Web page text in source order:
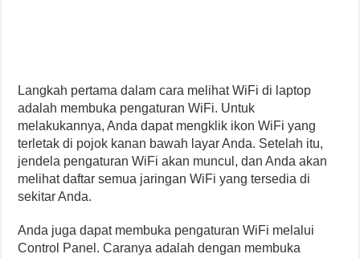
Langkah pertama dalam cara melihat WiFi di laptop
adalah membuka pengaturan WiFi. Untuk
melakukannya, Anda dapat mengklik ikon WiFi yang
terletak di pojok kanan bawah layar Anda. Setelah itu,
jendela pengaturan WiFi akan muncul, dan Anda akan
melihat daftar semua jaringan WiFi yang tersedia di
sekitar Anda.
Anda juga dapat membuka pengaturan WiFi melalui
Control Panel. Caranya adalah dengan membuka